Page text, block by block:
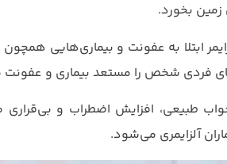
بخورد.
ابتلا به عفونت و بیماری‌هایی همچون
فردی شخص را مستعد بیماری و عفونت
طبیعی، افزایش اضطراب و
آلزایمری می‌شود.